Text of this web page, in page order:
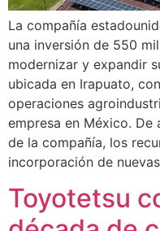
La compañía
una inversión de 550
modernizar y expandir
ubicada en Irapuato,
operaciones
empresa en México.
de la compañía, los
incorporación de
Toyotetsu